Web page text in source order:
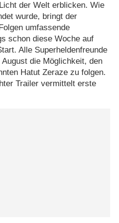
der Welt erblicken. Wie
wurde, bringt der
umfassende
schon diese Woche auf
Alle Superheldenfreunde
die Möglichkeit, den
Hatut Zeraze zu folgen.
Trailer vermittelt erste